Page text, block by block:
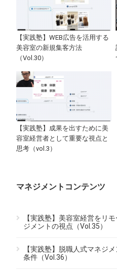
【実践塾】WEB広告を活用する
美容室の新規集客方法
（Vol.30）
【実践塾】成果を出すために美
容室経営者として重要な視点と
思考（vol.3）
マネジメントコンテンツ
【実践塾】美容室経営をリ
ジメントの視点（Vol.35）
【実践塾】脱職人式マネジ
条件（Vol.36）